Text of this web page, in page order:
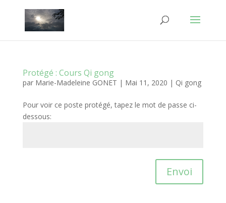
Protégé : Cours Qi gong
par Marie-Madeleine GONET | Mai 11, 2020 | Qi gong
Pour voir ce poste protégé, tapez le mot de passe ci-
dessous:
Envoi